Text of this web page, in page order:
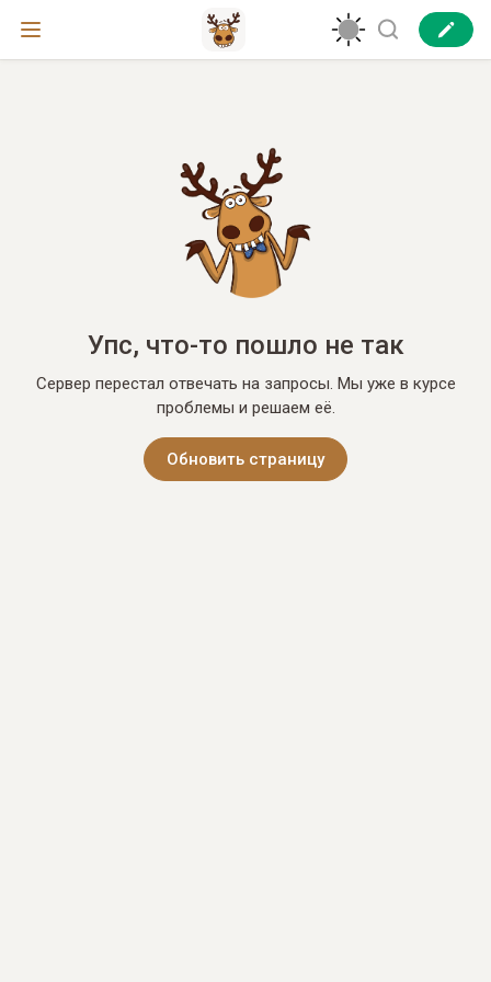
Упс, что-то пошло не так
Сервер перестал отвечать на запросы. Мы уже в курсе
проблемы и решаем её.
Обновить страницу